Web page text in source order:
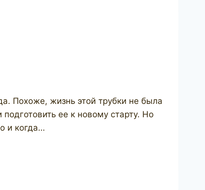
Похоже, жизнь этой трубки не была
ее к новому старту. Но
и когда…